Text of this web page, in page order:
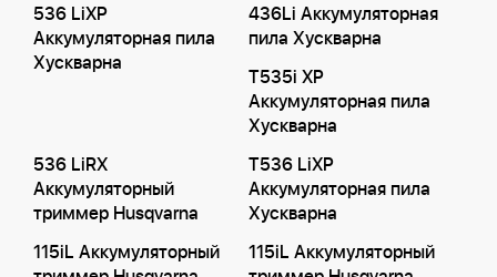
536 LiXP
Аккумуляторная пила
Хускварна
436Li Аккумуляторная
пила Хускварна
T535i XP
Аккумуляторная пила
Хускварна
536 LiRX
Аккумуляторный
триммер Husqvarna
T536 LiXP
Аккумуляторная пила
Хускварна
115iL Аккумуляторный
115iL Аккумуляторный